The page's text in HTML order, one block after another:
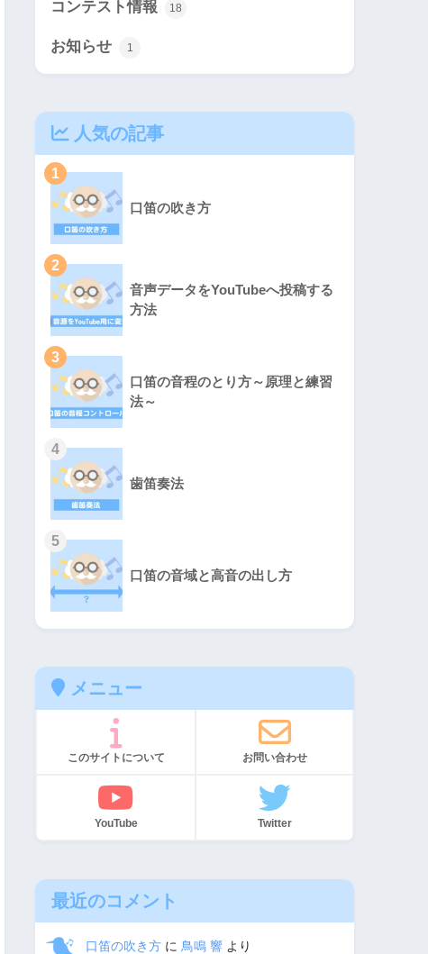
コンテスト情報 18
お知らせ 1
人気の記事
1
口笛の吹き方
2
音声データをYouTubeへ投稿する
方法
3
口笛の音程のとり方～原理と練習
法～
4
歯笛奏法
5
口笛の音域と高音の出し方
メニュー
このサイトについて お問い合わせ
YouTube Twitter
最近のコメント
口笛の吹き方 に 鳥鳴 響 より